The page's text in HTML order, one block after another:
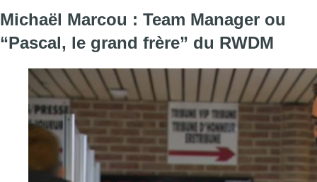
Michaël Marcou : Team Manager ou
“Pascal, le grand frère” du RWDM